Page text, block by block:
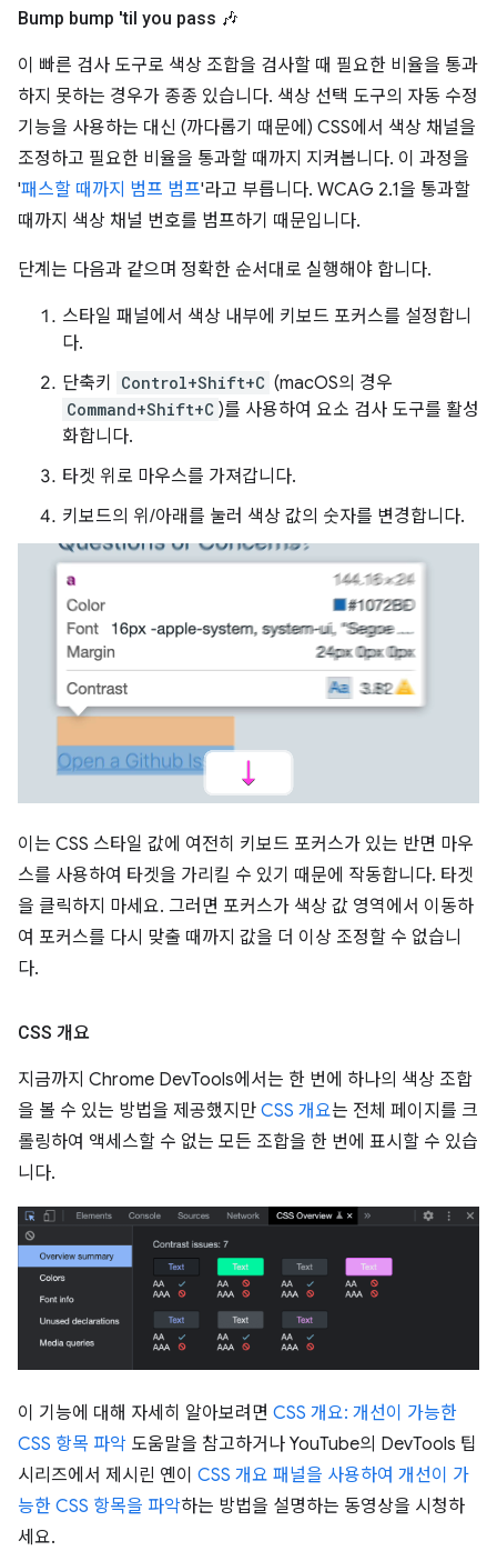
Bump bump 'til you pass 🎶
이 빠른 검사 도구로 색상 조합을 검사할 때 필요한 비율을 통과
하지 못하는 경우가 종종 있습니다. 색상 선택 도구의 자동 수정
기능을 사용하는 대신 (까다롭기 때문에) CSS에서 색상 채널을
조정하고 필요한 비율을 통과할 때까지 지켜봅니다. 이 과정을
'패스할 때까지 범프 범프'라고 부릅니다. WCAG 2.1을 통과할
때까지 색상 채널 번호를 범프하기 때문입니다.
단계는 다음과 같으며 정확한 순서대로 실행해야 합니다.
스타일 패널에서 색상 내부에 키보드 포커스를 설정합니
다.
단축키
Control+Shift+C (macOS의 경우
Command+Shift+C )를 사용하여 요소 검사 도구를 활성
화합니다.
타겟 위로 마우스를 가져갑니다.
키보드의 위/아래를 눌러 색상 값의 숫자를 변경합니다.
이는 CSS 스타일 값에 여전히 키보드 포커스가 있는 반면 마우
스를 사용하여 타겟을 가리킬 수 있기 때문에 작동합니다. 타겟
을 클릭하지 마세요. 그러면 포커스가 색상 값 영역에서 이동하
여 포커스를 다시 맞출 때까지 값을 더 이상 조정할 수 없습니
다.
CSS 개요
지금까지 Chrome DevTools에서는 한 번에 하나의 색상 조합
을 볼 수 있는 방법을 제공했지만 CSS 개요는 전체 페이지를 크
롤링하여 액세스할 수 없는 모든 조합을 한 번에 표시할 수 있습
니다.
이 기능에 대해 자세히 알아보려면 CSS 개요: 개선이 가능한
CSS 항목 파악 도움말을 참고하거나 YouTube의 DevTools 팁
시리즈에서 제시린 옌이 CSS 개요 패널을 사용하여 개선이 가
능한 CSS 항목을 파악하는 방법을 설명하는 동영상을 시청하
세요.